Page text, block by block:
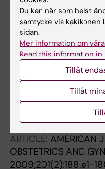
Silfverdal L; Kemetli L;
Strander B; Ryd W;
ARTICLE:EUROPEAN
2009;45(15):2671-
The challenges of
screening
states of the
Arbyn M; Rebolj M;
Becker N; O'Reilly M;
ARTICLE: AMERICAN
OBSTETRICS AND
2009;201(2):188.e1-
Du kan när som helst
samtycke via kakikonen
sidan.
Mer information om
Read this information in
Tillåt
Tillåt